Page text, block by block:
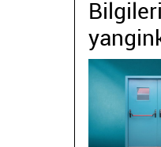
Bilgileri